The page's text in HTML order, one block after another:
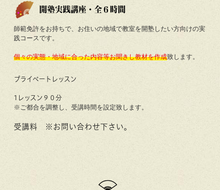
開塾実践講座・全６時間
師範免許をお持ちで、お住いの地域で教室を開塾したい方向けの実
践コースです。
個々の実態・地域に合った内容等お聞きし教材を作成致します。
プライベートレッスン
1レッスン９０分
※ご都合を調整し、受講時間を設定致します。
受講料 ※お問い合わせ下さい。